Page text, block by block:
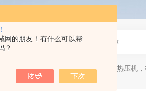
网的朋友！有什么可以帮
？
热门关键词：压片机，热压机，等